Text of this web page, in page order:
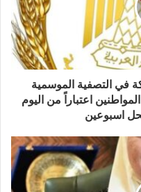
في التصفية الموسمية
المواطنين اعتباراً من اليوم
اسبوعين